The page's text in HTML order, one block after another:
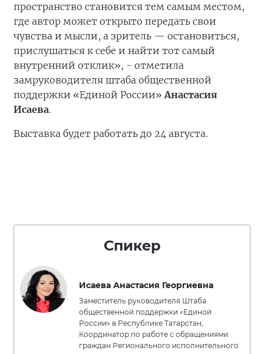
пространство становится тем самым местом,
где автор может открыто передать свои
чувства и мысли, а зритель — остановиться,
прислушаться к себе и найти тот самый
внутренний отклик», - отметила
замруководителя штаба общественной
поддержки «Единой России»Анастасия
Исаева.
Выставка будет работать до 24 августа.
Спикер
Исаева Анастасия Георгиевна
Заместитель руководителя Штаба
общественной поддержки «Единой
России» в Республике Татарстан,
Координатор по работе с обращениями
граждан Регионального исполнительного